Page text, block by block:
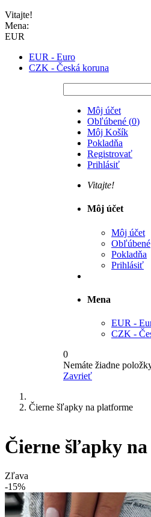
Vitajte!
Mena:
EUR
EUR - Euro
CZK - Česká koruna
Môj účet
Obľúbené (0)
Môj Košík
Pokladňa
Registrovať
Prihlásiť
Vitajte!
Môj účet
Môj účet
Obľúbené
Pokladňa
Prihlásiť
Mena
EUR -
CZK -
0
Nemáte žiadne
Zavrieť
Čierne šľapky na platforme
Čierne šľapky
Zľava
-15%